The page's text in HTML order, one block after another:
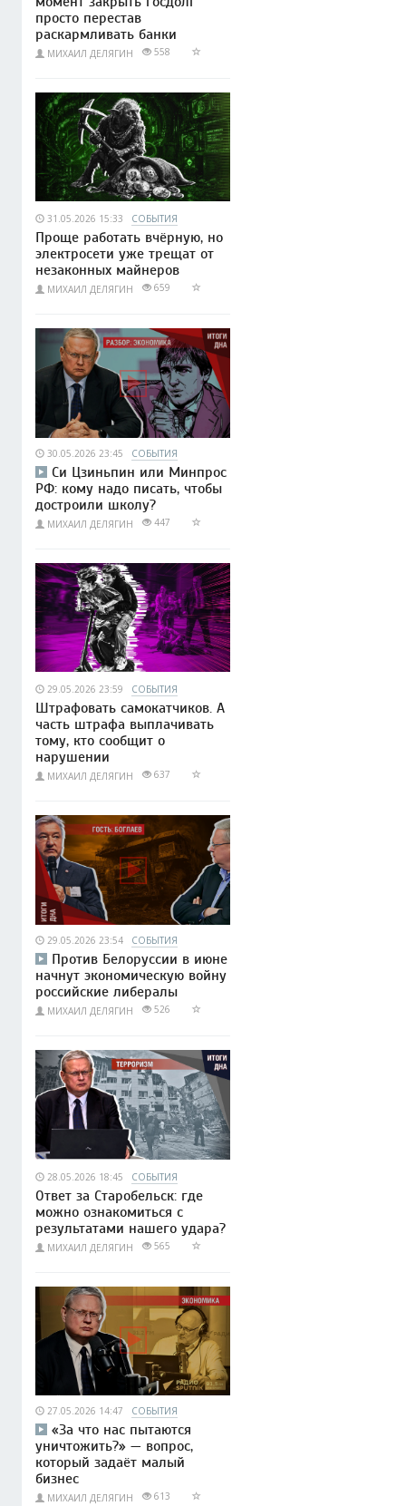
просто перестав
раскармливать банки
МИХАИЛ ДЕЛЯГИН 558
31.05.2026 15:33 СОБЫТИЯ
Проще работать вчёрную, но
электросети уже трещат от
незаконных майнеров
МИХАИЛ ДЕЛЯГИН 659
30.05.2026 23:45 СОБЫТИЯ
Си Цзиньпин или Минпрос
РФ: кому надо писать, чтобы
достроили школу?
МИХАИЛ ДЕЛЯГИН 447
29.05.2026 23:59 СОБЫТИЯ
Штрафовать самокатчиков. А
часть штрафа выплачивать
тому, кто сообщит о
нарушении
МИХАИЛ ДЕЛЯГИН 637
29.05.2026 23:54 СОБЫТИЯ
Против Белоруссии в июне
начнут экономическую войну
российские либералы
МИХАИЛ ДЕЛЯГИН 526
28.05.2026 18:45 СОБЫТИЯ
Ответ за Старобельск: где
можно ознакомиться с
результатами нашего удара?
МИХАИЛ ДЕЛЯГИН 565
27.05.2026 14:47 СОБЫТИЯ
«За что нас пытаются
уничтожить?» — вопрос,
который задаёт малый
бизнес
МИХАИЛ ДЕЛЯГИН 613